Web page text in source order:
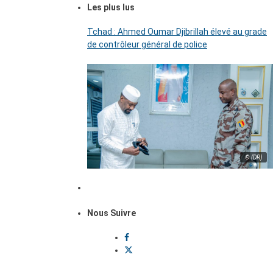
Les plus lus
Tchad : Ahmed Oumar Djibrillah élevé au grade
de contrôleur général de police
© (DR)
Nous Suivre